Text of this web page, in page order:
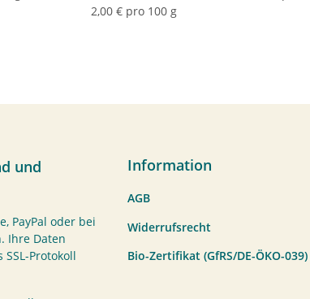
2,00 € pro 100 g
und
PayPal oder bei
Ihre Daten
Protokoll
Information
AGB
Widerrufsrecht
Bio-Zertifikat (GfRS/DE-ÖKO-039)